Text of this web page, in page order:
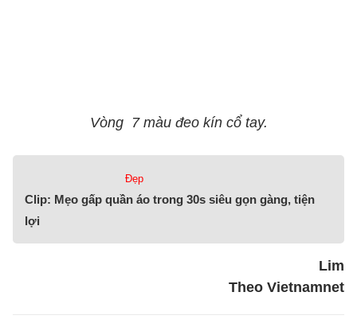
Vòng 7 màu đeo kín cổ tay.
Đẹp
Clip: Mẹo gấp quần áo trong 30s siêu gọn gàng, tiện
lợi
Lim
Theo Vietnamnet